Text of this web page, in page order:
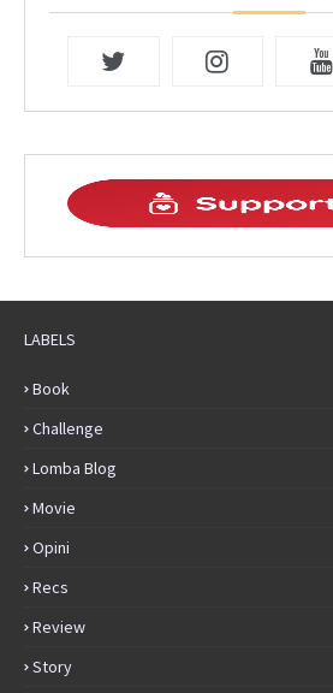
LABELS
Book
Challenge
Lomba Blog
Movie
Opini
Recs
Review
Story